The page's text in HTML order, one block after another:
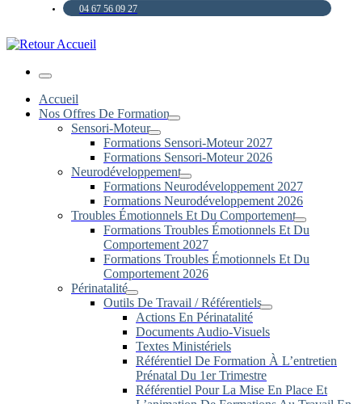
04 67 56 09 27
Menu
Accueil
Nos Offres De Formation
Sensori-Moteur
Formations Sensori-Moteur 2027
Formations Sensori-Moteur 2026
Neurodéveloppement
Formations Neurodéveloppement 2027
Formations Neurodéveloppement 2026
Troubles Émotionnels Et Du Comportement
Formations Troubles Émotionnels Et Du
Comportement 2027
Formations Troubles Émotionnels Et Du
Comportement 2026
Périnatalité
Outils De Travail / Référentiels
Actions En Périnatalité
Documents Audio-Visuels
Textes Ministériels
Référentiel De Formation À L’entretien
Prénatal Du 1er Trimestre
Référentiel Pour La Mise En Place Et